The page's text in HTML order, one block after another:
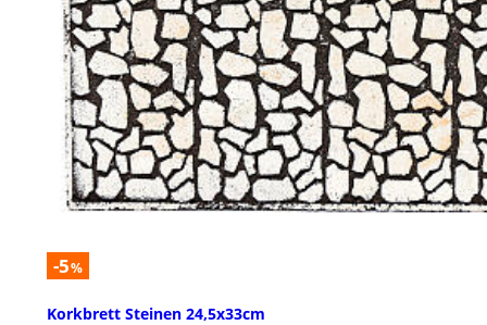
-5%
Korkbrett Steinen 24,5x33cm